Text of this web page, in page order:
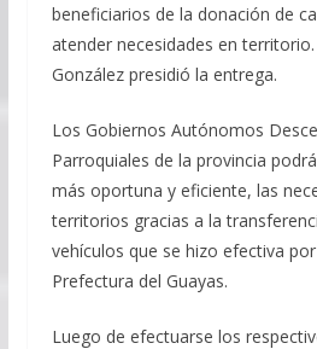
beneficiarios de la donación de
atender necesidades en
González presidió la entrega.
Los Gobiernos Autónomos
Parroquiales de la provincia
más oportuna y eficiente, las
territorios gracias a la
vehículos que se hizo efectiva
Prefectura del Guayas.
Luego de efectuarse los